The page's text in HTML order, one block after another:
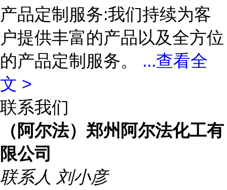
产品定制服务:我们持续为客
户提供丰富的产品以及全方位
的产品定制服务。 ...查看全
文 >
联系我们
（阿尔法）郑州阿尔法化工有
限公司
联系人 刘小彦